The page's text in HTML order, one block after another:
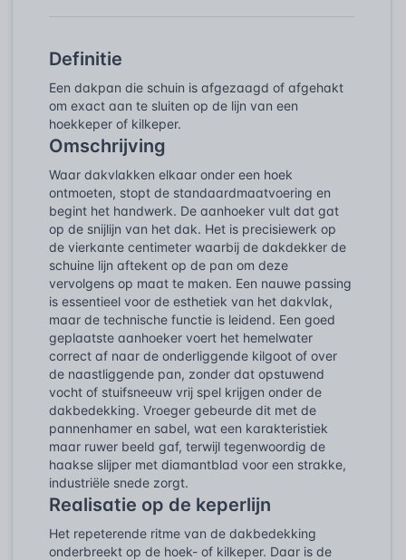
Definitie
Een dakpan die schuin is afgezaagd of afgehakt
om exact aan te sluiten op de lijn van een
hoekkeper of kilkeper.
Omschrijving
Waar dakvlakken elkaar onder een hoek
ontmoeten, stopt de standaardmaatvoering en
begint het handwerk. De aanhoeker vult dat gat
op de snijlijn van het dak. Het is precisiewerk op
de vierkante centimeter waarbij de dakdekker de
schuine lijn aftekent op de pan om deze
vervolgens op maat te maken. Een nauwe passing
is essentieel voor de esthetiek van het dakvlak,
maar de technische functie is leidend. Een goed
geplaatste aanhoeker voert het hemelwater
correct af naar de onderliggende kilgoot of over
de naastliggende pan, zonder dat opstuwend
vocht of stuifsneeuw vrij spel krijgen onder de
dakbedekking. Vroeger gebeurde dit met de
pannenhamer en sabel, wat een karakteristiek
maar ruwer beeld gaf, terwijl tegenwoordig de
haakse slijper met diamantblad voor een strakke,
industriële snede zorgt.
Realisatie op de keperlijn
Het repeterende ritme van de dakbedekking
onderbreekt op de hoek- of kilkeper. Daar is de